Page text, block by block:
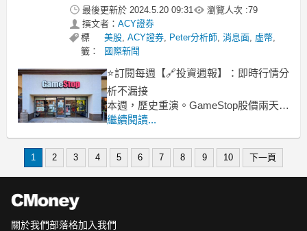
最後更新於 2024.5.20 09:31 瀏覽人次 :79
撰文者： ACY證券
標
籤：
美股,ACY證券, Peter分析師,消息面, 虛幣,
國際新聞
⭐訂閱每週【🔗投資週報】：即時行情分
析不漏接
本週，歷史重演。GameStop股價兩天內
暴漲3倍。
（GameStop）由於長年虧損疊加疫情影
響，遭到華爾街集體做空。但在年初，
由散戶組織的大規模逼空行動卻，令股
繼續閱讀...
1 2 3 4 5 6 7 8 9 10 下一頁
關於我們部落格加入我們